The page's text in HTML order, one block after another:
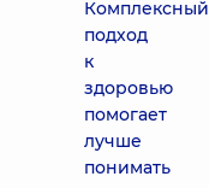
Комплексный
подход
к
здоровью
помогает
лучше
понимать